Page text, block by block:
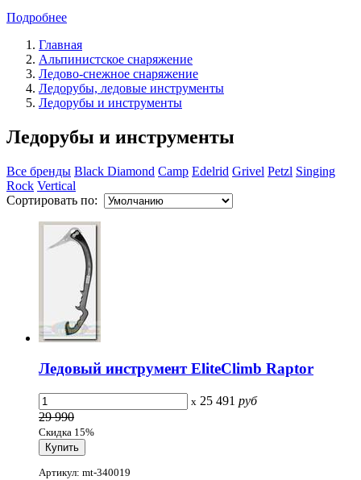
Подробнее
Главная
Альпинистское снаряжение
Ледово-снежное снаряжение
Ледорубы, ледовые инструменты
Ледорубы и инструменты
Ледорубы и инструменты
Все бренды Black Diamond Camp Edelrid Grivel Petzl Singing
Rock Vertical
Сортировать по:
Ледовый инструмент EliteClimb Raptor
x 25 491 руб
29 990
Скидка 15%
Артикул: mt-340019